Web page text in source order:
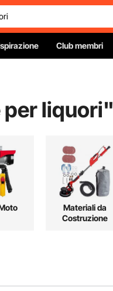
Club membri
liquori"
Materiali da
Costruzione